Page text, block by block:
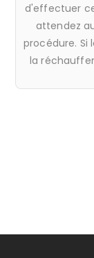
d'effectuer
attendez
procédure. Si
la